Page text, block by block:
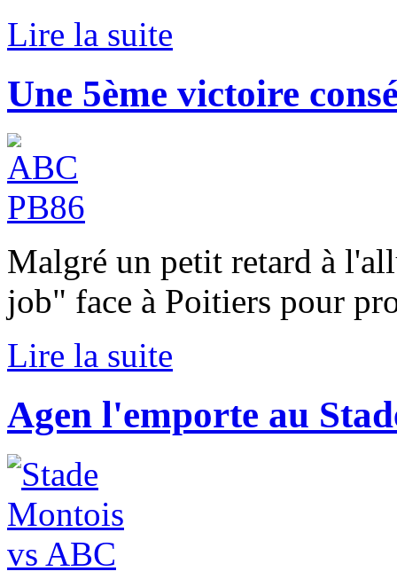
Lire la suite
Une 5ème victoire
Malgré un petit retard à
job" face à Poitiers pour
Lire la suite
Agen l'emporte au